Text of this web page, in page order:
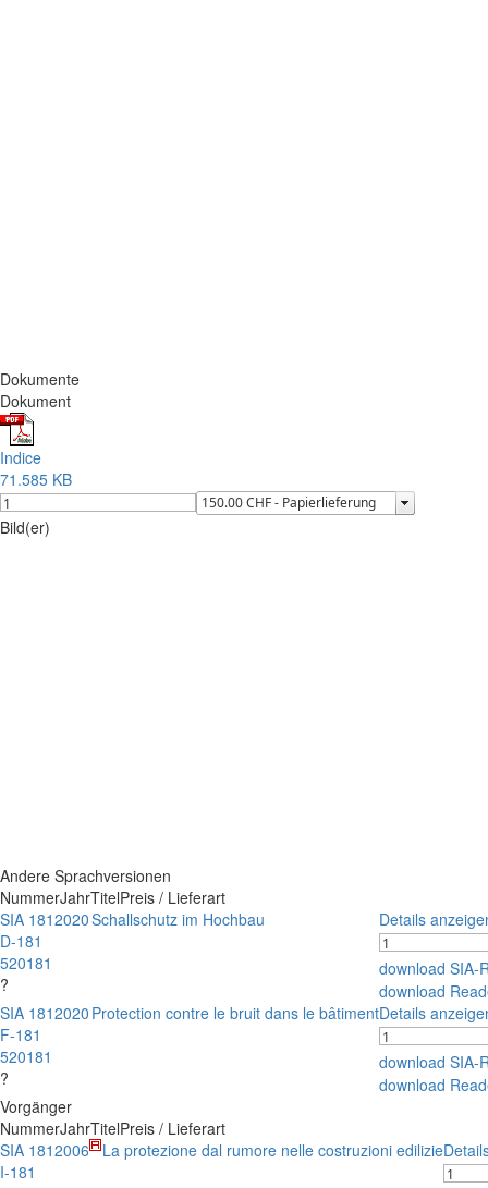
Dokumente
Dokument
Indice
71.585 KB
Bild(er)
Andere Sprachversionen
NummerJahrTitelPreis / Lieferart
SIA 181
D-181
520181
?
2020Schallschutz im Hochbau Details
download SIA-
download
SIA 181
F-181
520181
?
2020 Protection contre le bruit dans le bâtimentDetails
download SIA-
download
Vorgänger
NummerJahrTitelPreis / Lieferart
SIA 181
I-181
2006 La protezione dal rumore nelle costruzioni edilizie